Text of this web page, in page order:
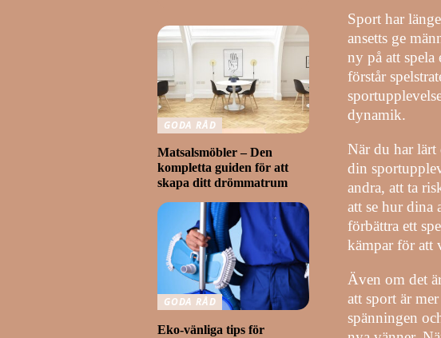
Sport har
ansetts ge
ny på att
förstår
dynamik.
När du har lärt
din
andra, att ta
att se hur dina
förbättra ett
kämpar för att
Även om det
att sport är
spänningen
GODA RÅD
Matsalsmöbler – Den
kompletta guiden för att
skapa ditt drömmatrum
GODA RÅD
Eko-vänliga tips för